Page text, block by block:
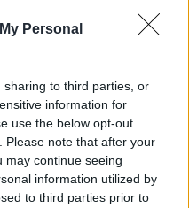
Personal
to third parties, or
information for
use the below opt-out
Please note that after your
may continue seeing
information utilized by
to third parties prior to
να ενισχύσει τις